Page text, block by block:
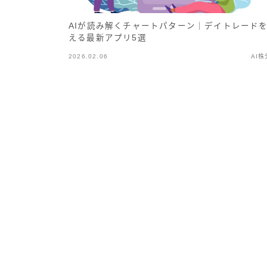
AIが読み解くチャートパターン｜デイトレード
える最新アプリ5選
2026.02.06 AI株